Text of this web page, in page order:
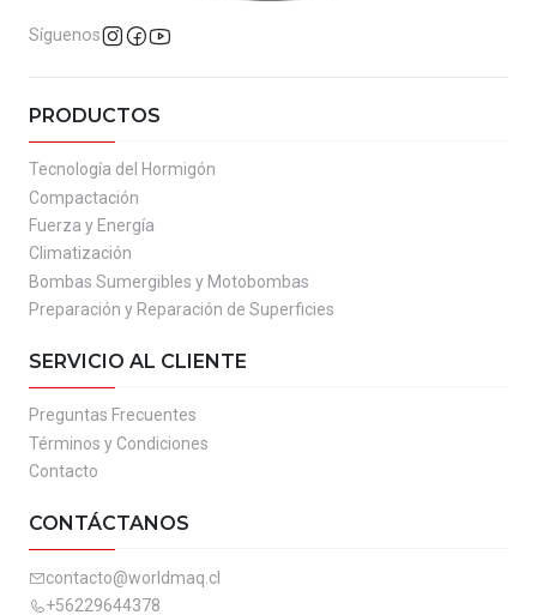
Síguenos
PRODUCTOS
Tecnología del Hormigón
Compactación
Fuerza y Energía
Climatización
Bombas Sumergibles y Motobombas
Preparación y Reparación de Superficies
SERVICIO AL CLIENTE
Preguntas Frecuentes
Términos y Condiciones
Contacto
CONTÁCTANOS
contacto@worldmaq.cl
+56229644378